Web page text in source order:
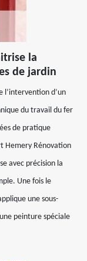
la
de jardin
l’intervention d’un
du travail du fer
de pratique
Hemery Rénovation
avec précision la
Une fois le
une sous-
peinture spéciale